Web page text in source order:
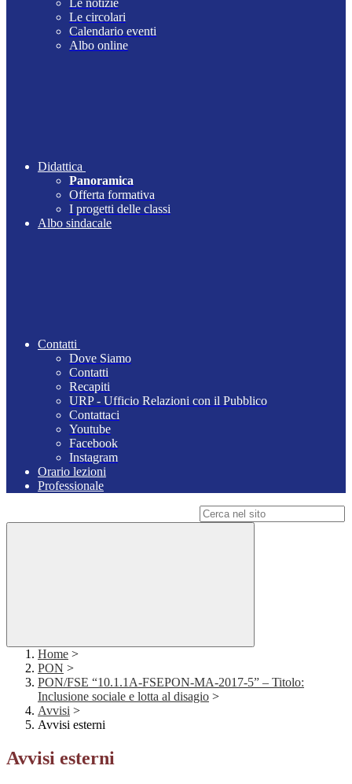
Le notizie
Le circolari
Calendario eventi
Albo online
Didattica
Panoramica
Offerta formativa
I progetti delle classi
Albo sindacale
Contatti
Dove Siamo
Contatti
Recapiti
URP - Ufficio Relazioni con il Pubblico
Contattaci
Youtube
Facebook
Instagram
Orario lezioni
Professionale
Home >
PON >
PON/FSE “10.1.1A-FSEPON-MA-2017-5” – Titolo:
Inclusione sociale e lotta al disagio >
Avvisi >
Avvisi esterni
Avvisi esterni